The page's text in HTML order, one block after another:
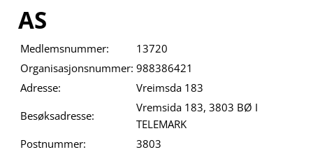
AS
Medlemsnummer:
13720
Organisasjonsnummer: 988386421
Adresse:
Vreimsda 183
Besøksadresse:
Vremsida 183, 3803 BØ I
TELEMARK
Postnummer:
3803